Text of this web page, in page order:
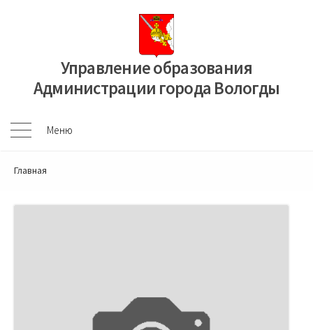
Управление образования
Администрации города Вологды
Меню
Меню
Главная